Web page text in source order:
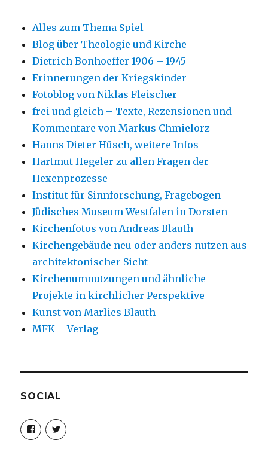
Alles zum Thema Spiel
Blog über Theologie und Kirche
Dietrich Bonhoeffer 1906 – 1945
Erinnerungen der Kriegskinder
Fotoblog von Niklas Fleischer
frei und gleich – Texte, Rezensionen und
Kommentare von Markus Chmielorz
Hanns Dieter Hüsch, weitere Infos
Hartmut Hegeler zu allen Fragen der
Hexenprozesse
Institut für Sinnforschung, Fragebogen
Jüdisches Museum Westfalen in Dorsten
Kirchenfotos von Andreas Blauth
Kirchengebäude neu oder anders nutzen aus
architektonischer Sicht
Kirchenumnutzungen und ähnliche
Projekte in kirchlicher Perspektive
Kunst von Marlies Blauth
MFK – Verlag
SOCIAL
Profil
von
christoph.fleischer1
Profil
von